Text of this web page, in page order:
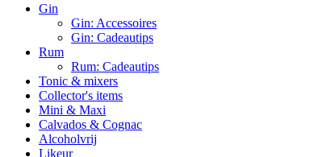
Gin
Gin: Accessoires
Gin: Cadeautips
Rum
Rum: Cadeautips
Tonic & mixers
Collector's items
Mini & Maxi
Calvados & Cognac
Alcoholvrij
Likeur